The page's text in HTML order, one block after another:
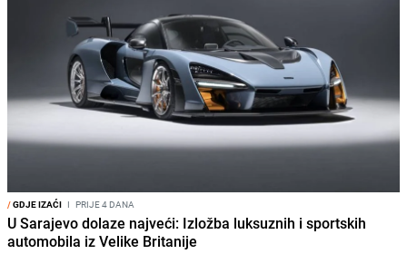
/GDJE IZAĆI I PRIJE 4 DANA
U Sarajevo dolaze najveći: Izložba luksuznih i sportskih
automobila iz Velike Britanije